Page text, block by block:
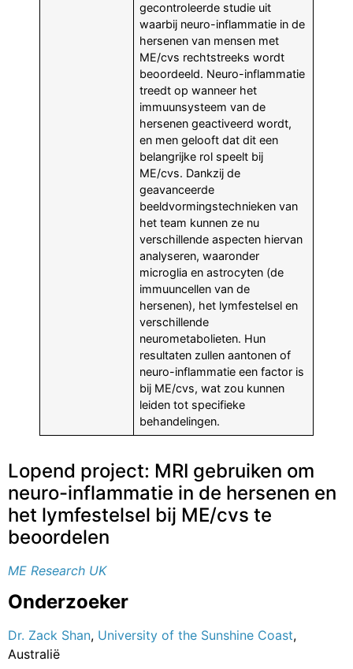
gecontroleerde studie uit
waarbij neuro-inflammatie in de
hersenen van mensen met
ME/cvs rechtstreeks wordt
beoordeeld. Neuro-inflammatie
treedt op wanneer het
immuunsysteem van de
hersenen geactiveerd wordt,
en men gelooft dat dit een
belangrijke rol speelt bij
ME/cvs. Dankzij de
geavanceerde
beeldvormingstechnieken van
het team kunnen ze nu
verschillende aspecten hiervan
analyseren, waaronder
microglia en astrocyten (de
immuuncellen van de
hersenen), het lymfestelsel en
verschillende
neurometabolieten. Hun
resultaten zullen aantonen of
neuro-inflammatie een factor is
bij ME/cvs, wat zou kunnen
leiden tot specifieke
behandelingen.
Lopend project: MRI gebruiken om
neuro-inflammatie in de hersenen en
het lymfestelsel bij ME/cvs te
beoordelen
ME Research UK
Onderzoeker
Dr. Zack Shan, University of the Sunshine Coast,
Australië